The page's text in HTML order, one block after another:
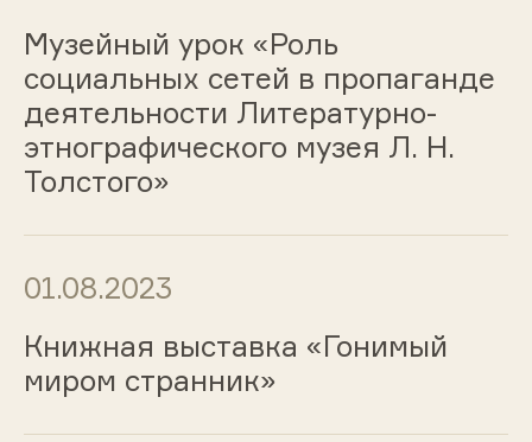
Музейный урок «Роль
социальных сетей в пропаганде
деятельности Литературно-
этнографического музея Л. Н.
Толстого»
01.08.2023
Книжная выставка «Гонимый
миром странник»